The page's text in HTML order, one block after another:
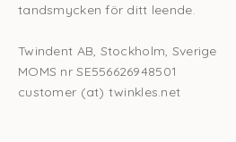
tandsmycken för ditt leende.
Twindent AB, Stockholm, Sverige
MOMS nr SE556626948501
customer (at) twinkles.net